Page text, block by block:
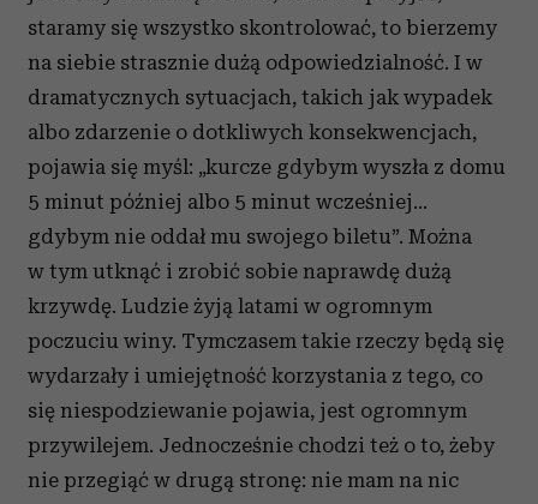
staramy się wszystko skontrolować, to bierzemy
na siebie strasznie dużą odpowiedzialność. I w
dramatycznych sytuacjach, takich jak wypadek
albo zdarzenie o dotkliwych konsekwencjach,
pojawia się myśl: „kurcze gdybym wyszła z domu
5 minut później albo 5 minut wcześniej...
gdybym nie oddał mu swojego biletu”. Można
w tym utknąć i zrobić sobie naprawdę dużą
krzywdę. Ludzie żyją latami w ogromnym
poczuciu winy. Tymczasem takie rzeczy będą się
wydarzały i umiejętność korzystania z tego, co
się niespodziewanie pojawia, jest ogromnym
przywilejem. Jednocześnie chodzi też o to, żeby
nie przegiąć w drugą stronę: nie mam na nic